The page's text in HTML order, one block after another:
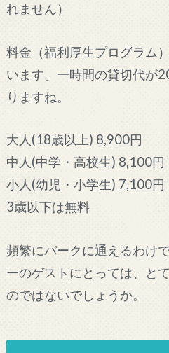
れません）
料金（福利厚生プログラム
います。一時間の貸切代が
りますね。
大人(18歳以上) 8,900円
中人(中学・高校生) 8,100円
小人(幼児・小学生) 7,100円
3歳以下は無料
頻繁にパークに通えるわけ
ーのゲストにとっては、と
のではないでしょうか。